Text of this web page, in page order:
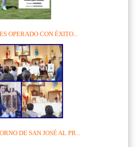
OPERADO CON ÉXITO...
DE SAN JOSÉ AL PR...